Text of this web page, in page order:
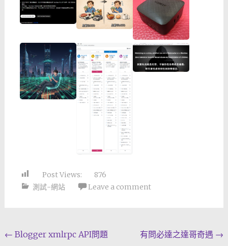
Post Views:
876
測試-網站
Leave a comment
Post
← Blogger xmlrpc API問題 有問必達之達哥奇遇 →